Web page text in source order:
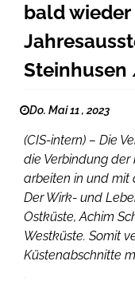
bald wieder
Steinhusen
Do. Mai 11 , 2023
(CIS-intern) – Die
die Verbindung der
arbeiten in und mit
Der Wirk- und
Ostküste, Achim
Westküste. Somit
Küstenabschnitte